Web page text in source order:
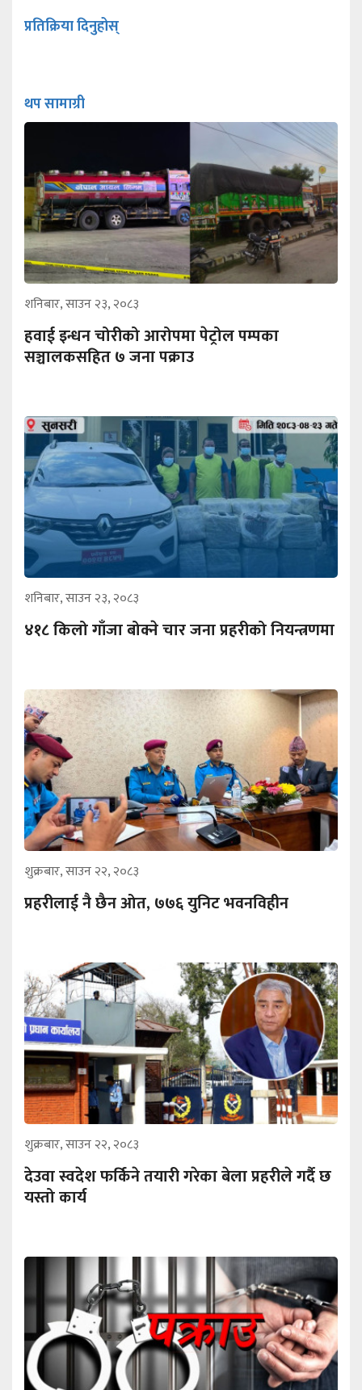
प्रतिक्रिया दिनुहोस्
थप सामाग्री
शनिबार, साउन २३, २०८३
हवाई इन्धन चोरीको आरोपमा पेट्रोल पम्पका
सञ्चालकसहित ७ जना पक्राउ
शनिबार, साउन २३, २०८३
४१८ किलो गाँजा बोक्ने चार जना प्रहरीको नियन्त्रणमा
शुक्रबार, साउन २२, २०८३
प्रहरीलाई नै छैन ओत, ७७६ युनिट भवनविहीन
शुक्रबार, साउन २२, २०८३
देउवा स्वदेश फर्किने तयारी गरेका बेला प्रहरीले गर्दै छ
यस्तो कार्य